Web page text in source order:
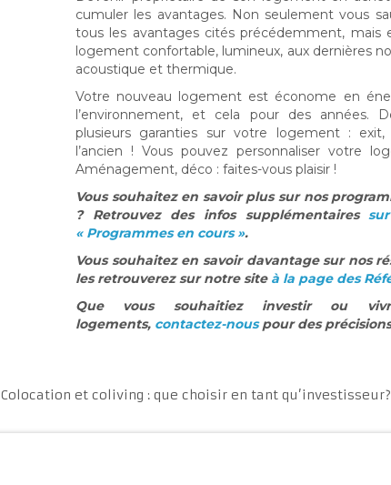
cumuler les avantages. Non seulement vous
tous les avantages cités précédemment, mais
logement confortable, lumineux, aux dernières
acoustique et thermique.
Votre nouveau logement est économe en
l’environnement, et cela pour des années.
plusieurs garanties sur votre logement : exit,
l’ancien ! Vous pouvez personnaliser votre
Aménagement, déco : faites-vous plaisir !
Vous souhaitez en savoir plus sur nos
? Retrouvez des infos supplémentaires
« Programmes en cours ».
Vous souhaitez en savoir davantage sur nos
les retrouverez sur notre site à la page des
Que vous souhaitiez investir ou
logements, contactez-nouspour des
Colocation et coliving : que choisir en tant